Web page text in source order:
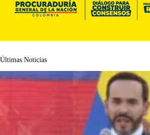
Últimas Noticias